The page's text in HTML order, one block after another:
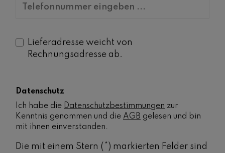
Lieferadresse weicht von
Rechnungsadresse ab.
Datenschutz
Ich habe die Datenschutzbestimmungen zur
Kenntnis genommen und die AGB gelesen und bin
mit ihnen einverstanden.
Die mit einem Stern (*) markierten Felder sind